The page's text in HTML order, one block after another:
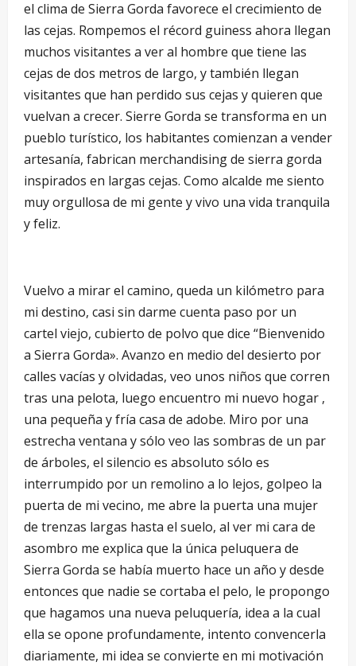
el clima de Sierra Gorda favorece el crecimiento de
las cejas. Rompemos el récord guiness ahora llegan
muchos visitantes a ver al hombre que tiene las
cejas de dos metros de largo, y también llegan
visitantes que han perdido sus cejas y quieren que
vuelvan a crecer. Sierre Gorda se transforma en un
pueblo turístico, los habitantes comienzan a vender
artesanía, fabrican merchandising de sierra gorda
inspirados en largas cejas. Como alcalde me siento
muy orgullosa de mi gente y vivo una vida tranquila
y feliz.
Vuelvo a mirar el camino, queda un kilómetro para
mi destino, casi sin darme cuenta paso por un
cartel viejo, cubierto de polvo que dice “Bienvenido
a Sierra Gorda». Avanzo en medio del desierto por
calles vacías y olvidadas, veo unos niños que corren
tras una pelota, luego encuentro mi nuevo hogar ,
una pequeña y fría casa de adobe. Miro por una
estrecha ventana y sólo veo las sombras de un par
de árboles, el silencio es absoluto sólo es
interrumpido por un remolino a lo lejos, golpeo la
puerta de mi vecino, me abre la puerta una mujer
de trenzas largas hasta el suelo, al ver mi cara de
asombro me explica que la única peluquera de
Sierra Gorda se había muerto hace un año y desde
entonces que nadie se cortaba el pelo, le propongo
que hagamos una nueva peluquería, idea a la cual
ella se opone profundamente, intento convencerla
diariamente, mi idea se convierte en mi motivación